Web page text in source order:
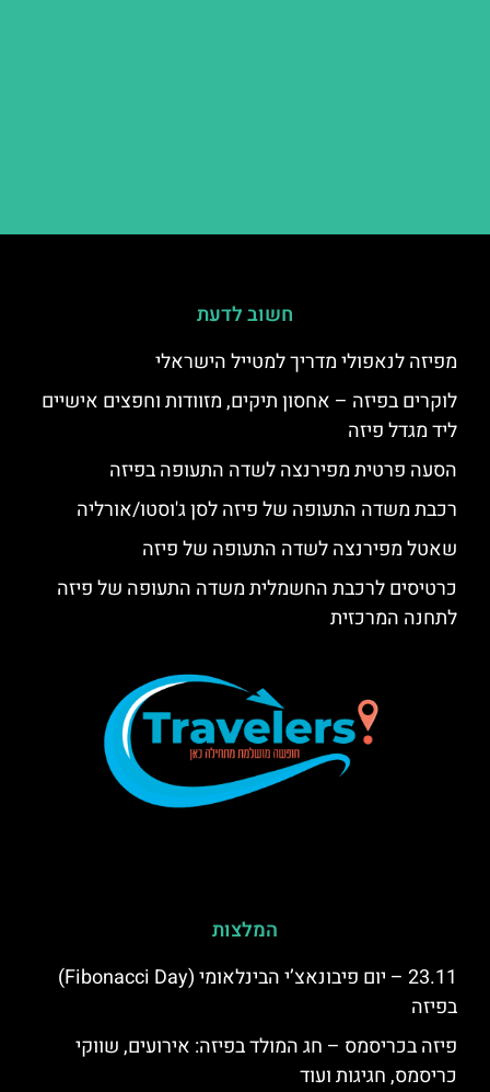
חשוב לדעת
מפיזה לנאפולי מדריך למטייל הישראלי
לוקרים בפיזה – אחסון תיקים, מזוודות וחפצים אישיים
ליד מגדל פיזה
הסעה פרטית מפירנצה לשדה התעופה בפיזה
רכבת משדה התעופה של פיזה לסן ג'וסטו/אורליה
שאטל מפירנצה לשדה התעופה של פיזה
כרטיסים לרכבת החשמלית משדה התעופה של פיזה
לתחנה המרכזית
המלצות
23.11 – יום פיבונאצ’י הבינלאומי (Fibonacci Day)
בפיזה
פיזה בכריסמס – חג המולד בפיזה: אירועים, שווקי
כריסמס, חגיגות ועוד